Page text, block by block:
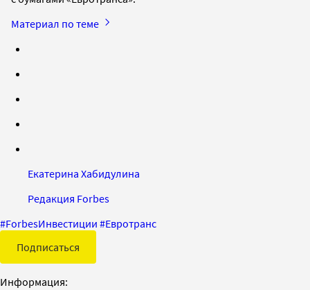
Материал по теме
Екатерина Хабидулина
Редакция Forbes
#ForbesИнвестиции #Евротранс
Подписаться
Информация: